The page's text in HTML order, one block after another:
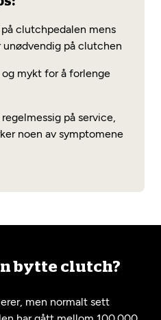
clutchpedalen mens
på clutchen
mykt for å forlenge
på service,
noen av symptomene
bytte clutch?
men normalt sett